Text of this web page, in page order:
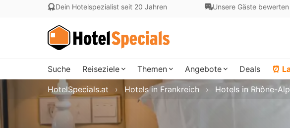
Dein Hotelspezialist seit 20 Jahren Unsere Gäste
Suche Reiseziele Themen Angebote Deals ⏰
HotelSpecials.at Hotels in Frankreich Hotels in Rhône-